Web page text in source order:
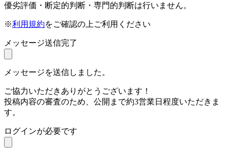
優劣評価・断定的判断・専門的判断は行いません。
※利用規約をご確認の上ご利用ください
メッセージ送信完了
メッセージを送信しました。
ご協力いただきありがとうございます！
投稿内容の審査のため、公開まで約3営業日程度いただきま
す。
ログインが必要です